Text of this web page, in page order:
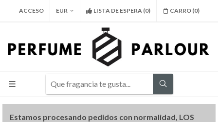
ACCESO EUR LISTA DE ESPERA(0) CARRO (0)
Estamos procesando pedidos con normalidad, LOS